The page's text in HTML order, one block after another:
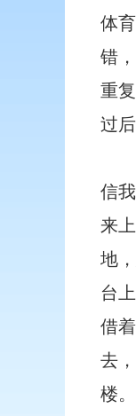
体
错
重
过
信
来
地
台
借
去
楼